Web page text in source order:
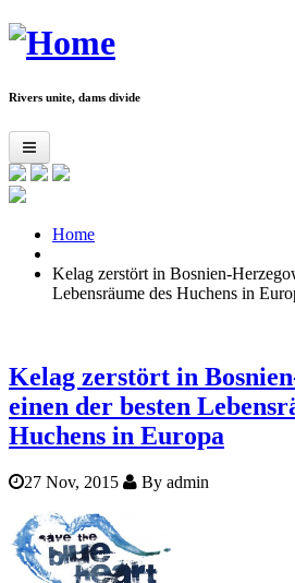
Skip to main content
Rivers unite, dams divide
Home
Balkanrivers
Videos
About Us
Donate
Home
Kelag zerstört in Bosnien-
Lebensräume des Huchens in
Kelag zerstört in
einen der besten
Huchens in Europa
27 Nov, 2015 By admin